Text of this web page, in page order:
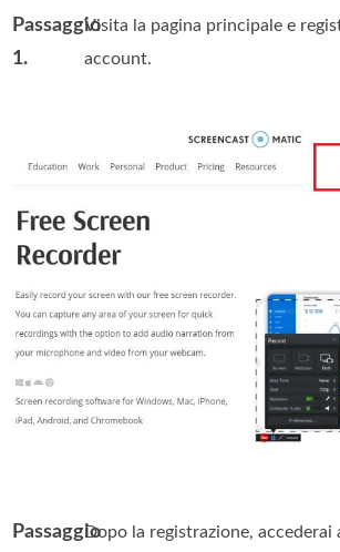
Passaggio
1.
Visita la pagina principale e
account.
PassaggioDopo la registrazione, accederai